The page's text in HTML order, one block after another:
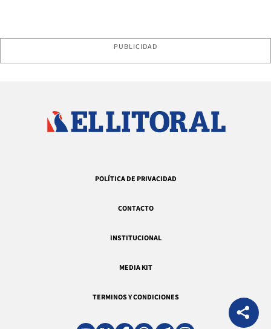
PUBLICIDAD
POLÍTICA DE PRIVACIDAD
CONTACTO
INSTITUCIONAL
MEDIA KIT
TERMINOS Y CONDICIONES